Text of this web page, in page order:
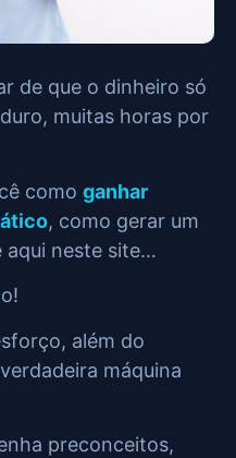
de que o dinheiro só
muitas horas por
como ganhar
, como gerar um
aqui neste site…
além do
máquina
preconceitos,